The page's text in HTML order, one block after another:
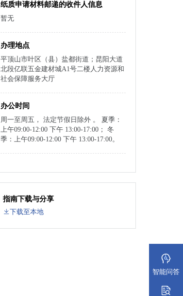
纸质申请材料邮递的收件人信息
暂无
办理地点
平顶山市叶区（县）盐都街道；昆阳大道
北段亿联五金建材城A1号二楼人力资源和
社会保障服务大厅
办公时间
周一至周五， 法定节假日除外 。 夏季：
上午09:00-12:00 下午 13:00-17:00； 冬
季：上午09:00-12:00 下午 13:00-17:00。
指南下载与分享
下载至本地
智能问答